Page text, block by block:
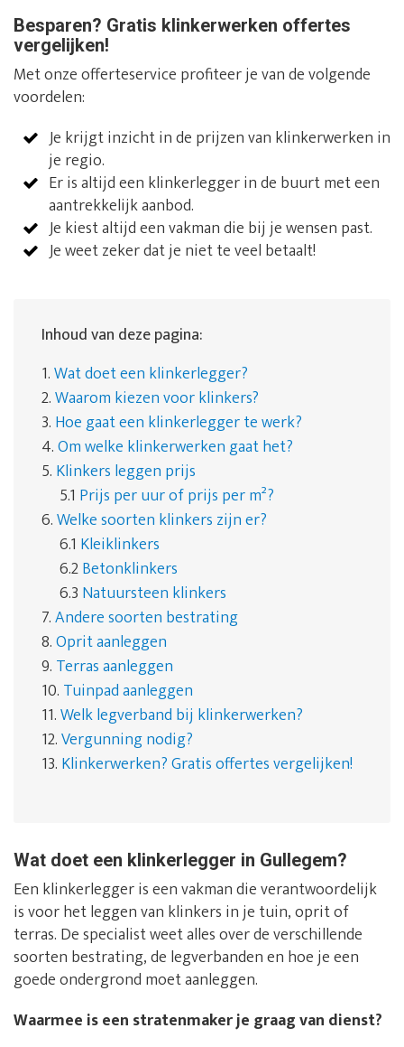
Besparen? Gratis klinkerwerken offertes
vergelijken!
Met onze offerteservice profiteer je van de volgende
voordelen:
Je krijgt inzicht in de prijzen van klinkerwerken in
je regio.
Er is altijd een klinkerlegger in de buurt met een
aantrekkelijk aanbod.
Je kiest altijd een vakman die bij je wensen past.
Je weet zeker dat je niet te veel betaalt!
Inhoud van deze pagina:
1.Wat doet een klinkerlegger?
2.Waarom kiezen voor klinkers?
3. Hoe gaat een klinkerlegger te werk?
4.Om welke klinkerwerken gaat het?
5. Klinkers leggen prijs
5.1 Prijs per uur of prijs per m²?
6.Welke soorten klinkers zijn er?
6.1 Kleiklinkers
6.2Betonklinkers
6.3 Natuursteen klinkers
7.Andere soorten bestrating
8.Oprit aanleggen
9. Terras aanleggen
10. Tuinpad aanleggen
11.Welk legverband bij klinkerwerken?
12.Vergunning nodig?
13. Klinkerwerken? Gratis offertes vergelijken!
Wat doet een klinkerlegger in Gullegem?
Een klinkerlegger is een vakman die verantwoordelijk
is voor het leggen van klinkers in je tuin, oprit of
terras. De specialist weet alles over de verschillende
soorten bestrating, de legverbanden en hoe je een
goede ondergrond moet aanleggen.
Waarmee is een stratenmaker je graag van dienst?